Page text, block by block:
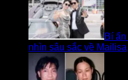
Bí
nhìn sâu sắc về Mailisa